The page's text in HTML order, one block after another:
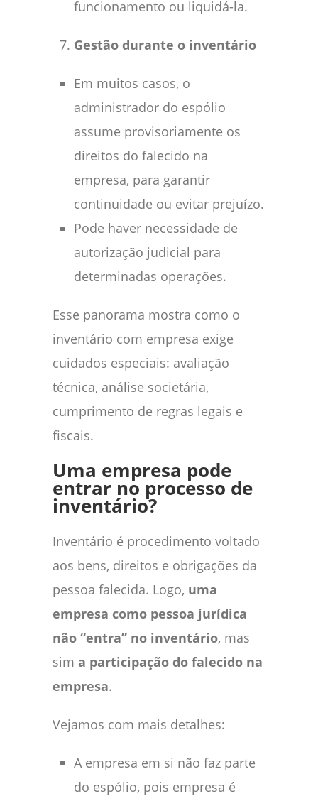
funcionamento ou liquidá-la.
Gestão durante o inventário
Em muitos casos, o
administrador do espólio
assume provisoriamente os
direitos do falecido na
empresa, para garantir
continuidade ou evitar prejuízo.
Pode haver necessidade de
autorização judicial para
determinadas operações.
Esse panorama mostra como o
inventário com empresa exige
cuidados especiais: avaliação
técnica, análise societária,
cumprimento de regras legais e
fiscais.
Uma empresa pode
entrar no processo de
inventário?
Inventário é procedimento voltado
aos bens, direitos e obrigações da
pessoa falecida. Logo, uma
empresa como pessoa jurídica
não “entra” no inventário, mas
sim a participação do falecido na
empresa.
Vejamos com mais detalhes:
A empresa em si não faz parte
do espólio, pois empresa é